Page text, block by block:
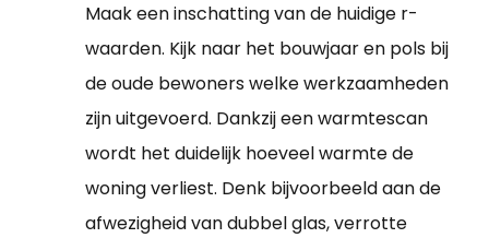
Maak een inschatting van de huidige r-
waarden. Kijk naar het bouwjaar en pols bij
de oude bewoners welke werkzaamheden
zijn uitgevoerd. Dankzij een warmtescan
wordt het duidelijk hoeveel warmte de
woning verliest. Denk bijvoorbeeld aan de
afwezigheid van dubbel glas, verrotte